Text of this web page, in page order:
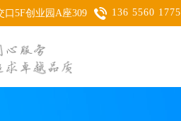
口5F创业园A座309 136 5560 1775